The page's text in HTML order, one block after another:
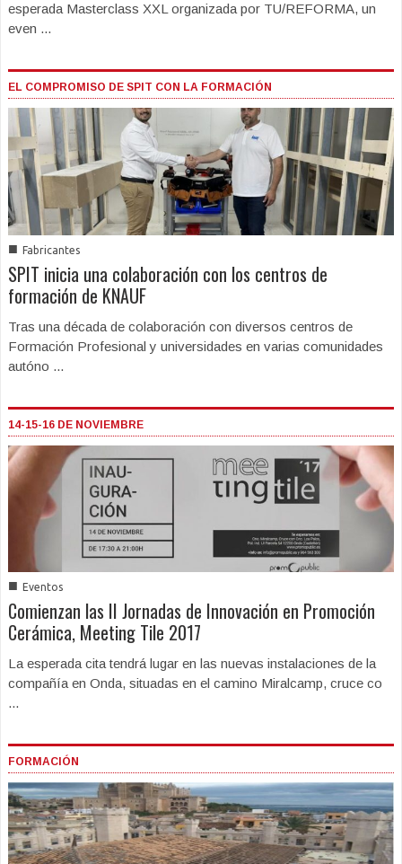
esperada Masterclass XXL organizada por TU/REFORMA, un
even ...
EL COMPROMISO DE SPIT CON LA FORMACIÓN
■ Fabricantes
SPIT inicia una colaboración con los centros de
formación de KNAUF
Tras una década de colaboración con diversos centros de
Formación Profesional y universidades en varias comunidades
autóno ...
14-15-16 DE NOVIEMBRE
■ Eventos
Comienzan las II Jornadas de Innovación en Promoción
Cerámica, Meeting Tile 2017
La esperada cita tendrá lugar en las nuevas instalaciones de la
compañía en Onda, situadas en el camino Miralcamp, cruce co
...
FORMACIÓN